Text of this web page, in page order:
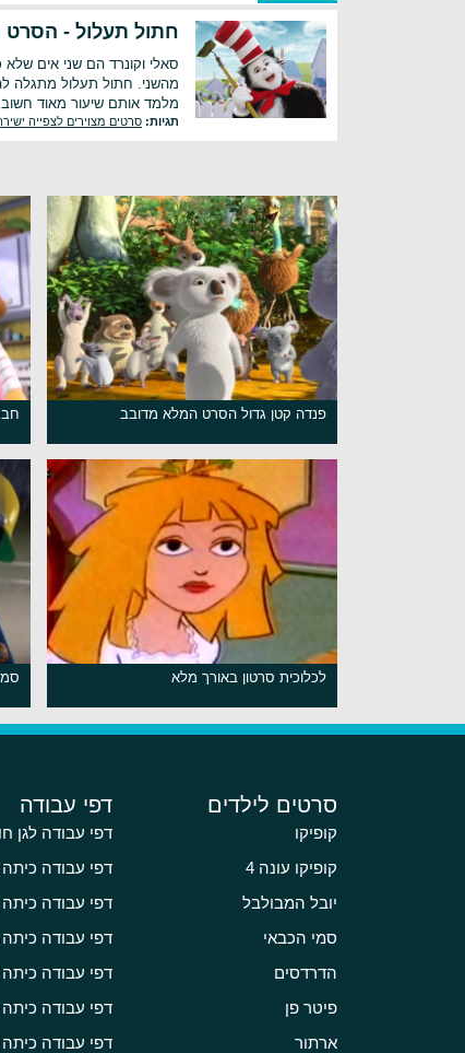
חתול תעלול - הסרט
סאלי וקונרד הם שני אים
מהשני. חתול תעלול מתגלה
מלמד אותם שיעור מאוד
תגיות: סרטים מצוירים לצפייה
פנדה קטן גדול הסרט המלא מדובב
לכלוכית סרטון באורך מלא
סרטים לילדים
קופיקו
קופיקו עונה 4
יובל המבולבל
סמי הכבאי
הדרדסים
פיטר פן
ארתור
דפי עבודה
דפי עבודה לגן
דפי עבודה
דפי עבודה
דפי עבודה כיתה
דפי עבודה
דפי עבודה
דפי עבודה כיתה